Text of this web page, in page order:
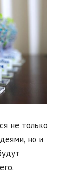
не только
но и